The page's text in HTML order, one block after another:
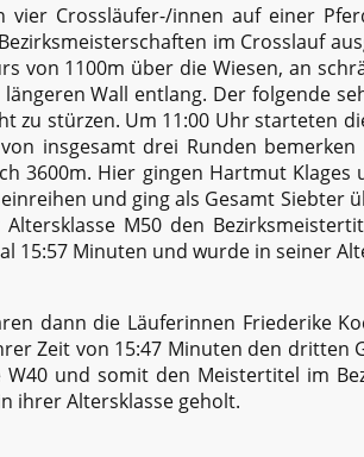
vier Crossläufer-/innen auf einer
im Crosslauf
von 1100m über die Wiesen, an
Wall entlang. Der folgende
zu stürzen. Um 11:00 Uhr starteten
insgesamt drei Runden
3600m. Hier gingen Hartmut
und ging als Gesamt Siebter
M50 den
15:57 Minuten und wurde in seiner
dann die Läuferinnen Friederike
Zeit von 15:47 Minuten den dritten
W40 und somit den Meistertitel im
ihrer Altersklasse geholt.